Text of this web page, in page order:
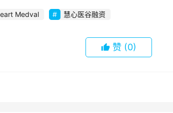
Medval 慧心医谷融资
赞 (0)